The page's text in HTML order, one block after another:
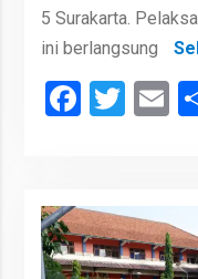
5 Surakarta.
ini berlangsung